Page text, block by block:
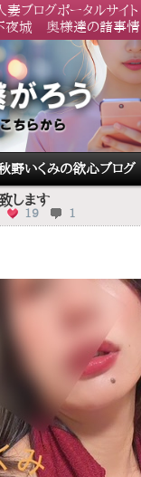
妻ブログポータルサイト
夜城 奥様達の諸事情
野いくみの欲心ブログ
します
19 1